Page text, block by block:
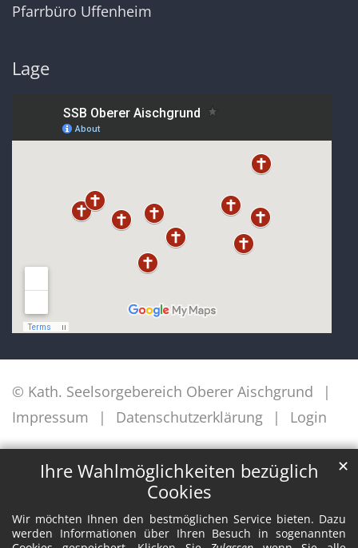
Ihre Wahlmöglichkeiten bezüglich
Cookies
Wir möchten Ihnen den bestmöglichen Service bieten. Dazu
werden Informationen über Ihren Besuch in sogenannten
✕
Pfarrbüro Uffenheim
Lage
© Kath. Seelsorgebereich Oberer Aischgrund
Impressum
Datenschutzerklärung Login